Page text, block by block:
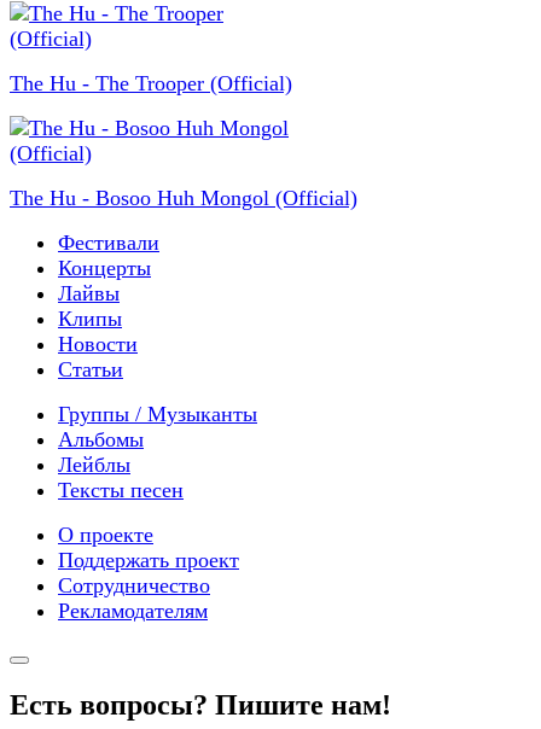
The Hu - The Trooper (Official)
The Hu - Bosoo Huh Mongol (Official)
Фестивали
Концерты
Лайвы
Клипы
Новости
Статьи
Группы / Музыканты
Альбомы
Лейблы
Тексты песен
О проекте
Поддержать проект
Сотрудничество
Рекламодателям
Есть вопросы? Пишите нам!